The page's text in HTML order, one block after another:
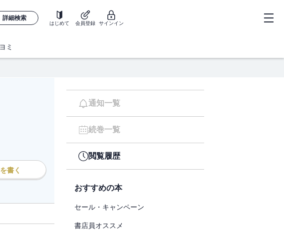
詳細検索
はじめて 会員登録 サインイン
ミ
書く
通知一覧
続巻一覧
閲覧履歴
おすすめの本
セール・キャンペーン
書店員オススメ